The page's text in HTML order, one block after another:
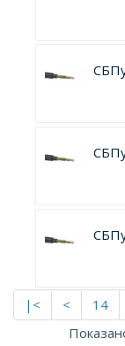
|< < 14